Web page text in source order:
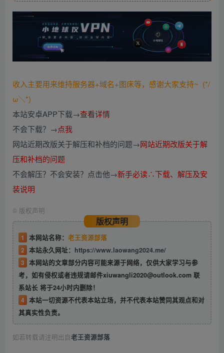
收入主要用来维持服务器+域名+图床等，感谢大家支持~ (*/
ω＼*)
本站安卓APP下载→查看详情
不会下载？→点我
网站近期改版关于解压和补档的问题→网站近期改版关于解
压和补档的问题
不会解压？不会安装？点击他→新手必读∴下载、解压及安
装说明
© 版权声明
版权声明
1 本网站名称： 老王资源部落
2 本站永久网址： https://www.laowang2024.me/
3 本网站的文章部分内容可能来源于网络，仅供大家学习与参
考，如有侵权或者违规请邮件xiuwangli2020@outlook.com 联
系站长 将于24小时内删除！
4 本站一切资源不代表本站立场，并不代表本站赞同其观点和对
其真实性负责。
如若转载请注明出自老王资源部落